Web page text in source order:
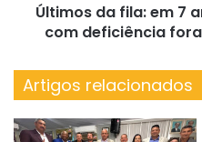
deficiência
adotadas
na
Últimos da fila: em 7
com deficiência
Artigos relacionados